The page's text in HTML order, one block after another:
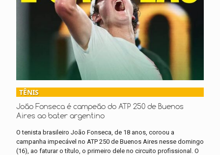
TÊNIS
João Fonseca é campeão do ATP 250 de Buenos
Aires ao bater argentino
O tenista brasileiro João Fonseca, de 18 anos, coroou a
campanha impecável no ATP 250 de Buenos Aires nesse domingo
(16), ao faturar o título, o primeiro dele no circuito profissional. O